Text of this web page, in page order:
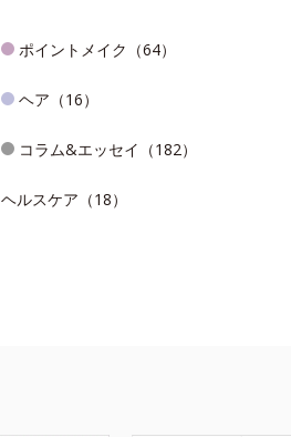
ポイントメイク（64）
ヘア（16）
コラム&エッセイ（182）
ヘルスケア（18）